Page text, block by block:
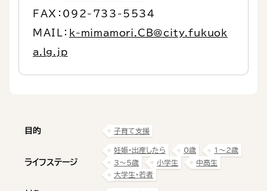
FAX：092-733-5534
MAIL： k-mimamori.CB@city.fukuok
a.lg.jp
目的 子育て支援
ライフステージ
妊娠・出産したら 0歳
1〜2歳
3〜5歳
小学生
中高生
大学生・若者